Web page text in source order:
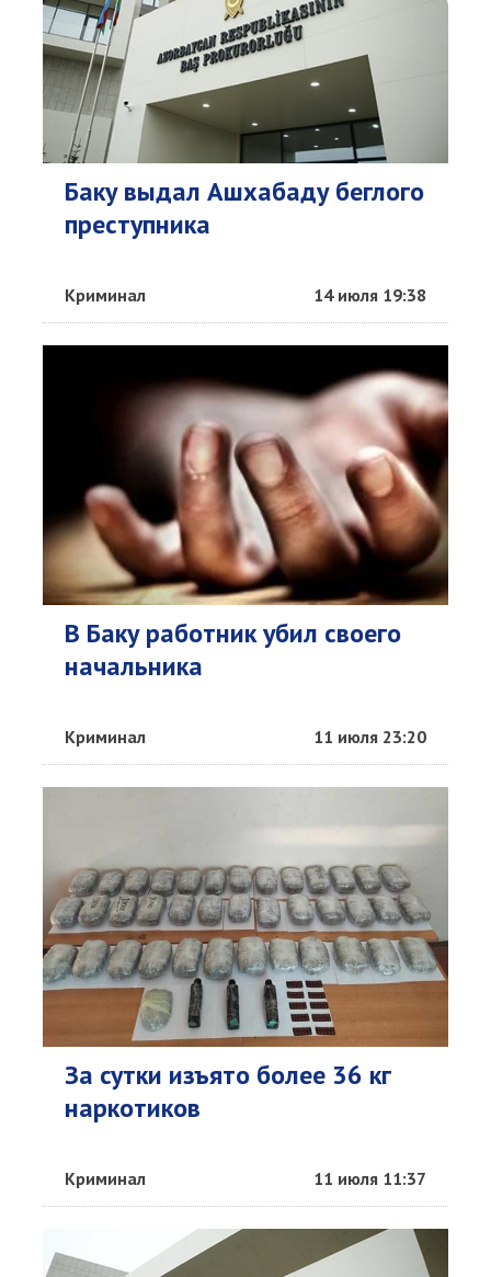
Баку выдал Ашхабаду беглого
преступника
Криминал 14 июля 19:38
В Баку работник убил своего
начальника
Криминал 11 июля 23:20
За сутки изъято более 36 кг
наркотиков
Криминал 11 июля 11:37